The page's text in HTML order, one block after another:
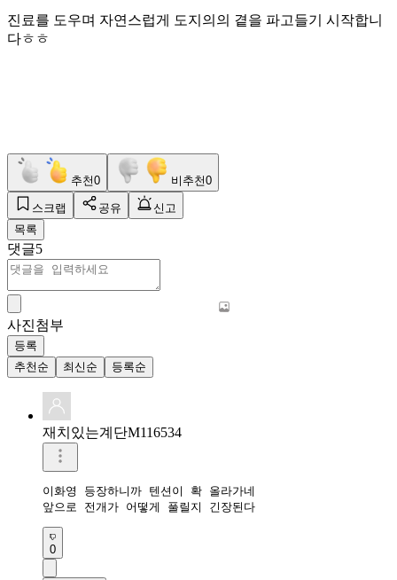
진료를 도우며 자연스럽게 도지의의 곁을 파고들기 시작합니
다ㅎㅎ
추천0 비추천0
스크랩 공유
신고
목록
댓글5
사진첨부
등록
추천순
최신순 등록순
재치있는계단M116534
이화영 등장하니까 텐션이 확 올라가네
앞으로 전개가 어떻게 풀릴지 긴장된다
0